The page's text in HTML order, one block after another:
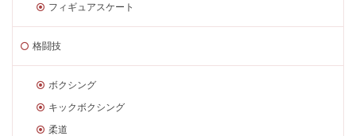
フィギュアスケート
格闘技
ボクシング
キックボクシング
柔道